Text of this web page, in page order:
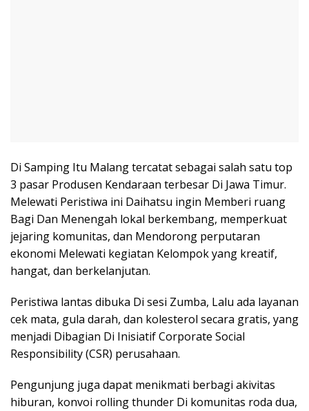
Di Samping Itu Malang tercatat sebagai salah satu top
3 pasar Produsen Kendaraan terbesar Di Jawa Timur.
Melewati Peristiwa ini Daihatsu ingin Memberi ruang
Bagi Dan Menengah lokal berkembang, memperkuat
jejaring komunitas, dan Mendorong perputaran
ekonomi Melewati kegiatan Kelompok yang kreatif,
hangat, dan berkelanjutan.
Peristiwa lantas dibuka Di sesi Zumba, Lalu ada layanan
cek mata, gula darah, dan kolesterol secara gratis, yang
menjadi Dibagian Di Inisiatif Corporate Social
Responsibility (CSR) perusahaan.
Pengunjung juga dapat menikmati berbagi akivitas
hiburan, konvoi rolling thunder Di komunitas roda dua,